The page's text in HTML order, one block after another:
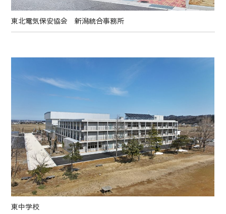
東北電気保安協会 新潟統合事務所
東中学校